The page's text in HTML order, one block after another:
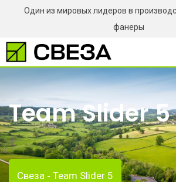
Один из мировых лидеров в
фанеры
Team Slider 5
Свеза - Team Slider 5